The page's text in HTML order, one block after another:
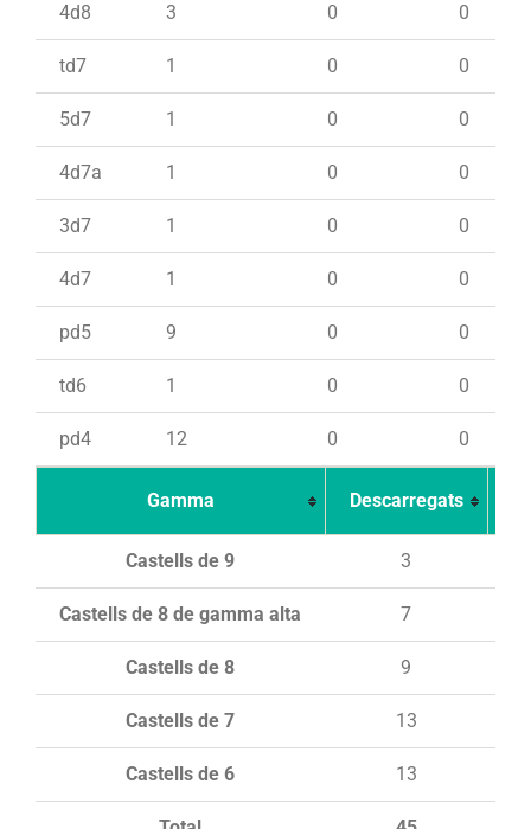
4d8 3 0 0
td7 1 0 0
5d7 1 0 0
4d7a 1 0 0
3d7 1 0 0
4d7 1 0 0
pd5 9 0 0
td6 1 0 0
pd4 12 0 0
Gamma Descarregats
Castells de 9 3
Castells de 8 de gamma alta 7
Castells de 8 9
Castells de 7 13
Castells de 6 13